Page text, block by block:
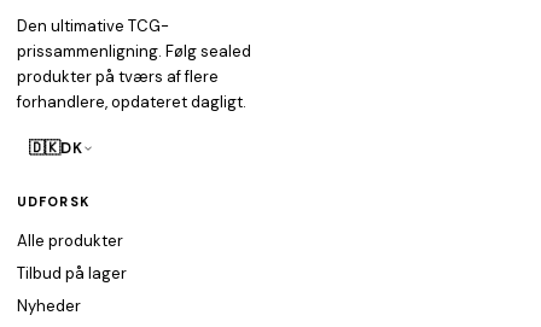
Den ultimative TCG-
prissammenligning. Følg sealed
produkter på tværs af flere
forhandlere, opdateret dagligt.
🇩🇰DK
UDFORSK
Alle produkter
Tilbud på lager
Nyheder